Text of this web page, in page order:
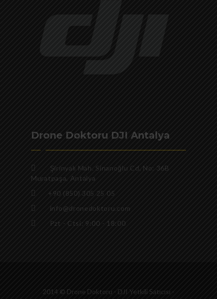
Drone Doktoru DJI Antalya
Şirinyalı Mah. Sinanoğlu Cd, No: 36B
Muratpaşa, Antalya
+90 (850) 305 25 05
info@dronedoktoru.com
Pzt - Ctsi: 9:00 - 18:00
2014 © Drone Doktoru - DJI Yetkili Satıcısı -